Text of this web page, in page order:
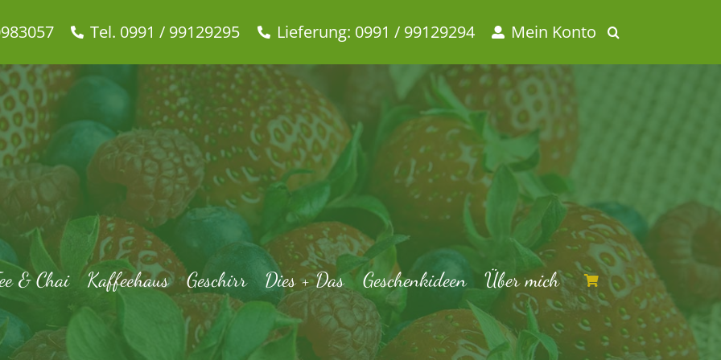
Tel. 0991 / 99129295 Lieferung: 0991 / 99129294 Mein Konto
& Chai Kaffeehaus Geschirr Dies + Das Geschenkideen Über mich